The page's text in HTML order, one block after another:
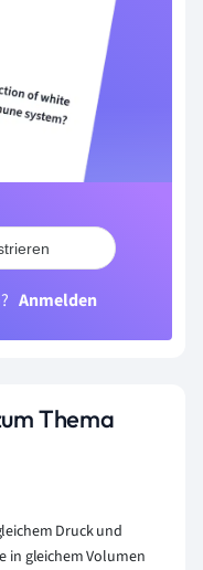
Anmelden
Thema
Druck und
in gleichem Volumen